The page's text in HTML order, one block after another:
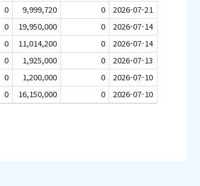
0 9,999,720 0
2026-07-21
0 19,950,000 0
2026-07-14
0 11,014,200 0
2026-07-14
0 1,925,000 0
2026-07-13
0 1,200,000 0
2026-07-10
0 16,150,000 0 2026-07-10